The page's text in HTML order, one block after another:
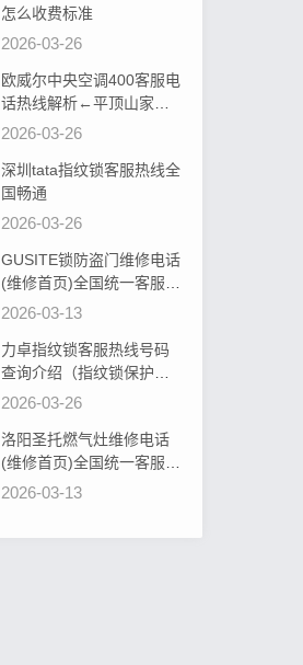
怎么收费标准
2026-03-26
欧威尔中央空调400客服电
话热线解析←平顶山家居
装修，中央空调安装攻略
2026-03-26
深圳tata指纹锁客服热线全
国畅通
2026-03-26
GUSITE锁防盗门维修电话
(维修首页)全国统一客服电
话阐明GUSITE锁防盗门必
2026-03-13
力卓指纹锁客服热线号码
查询介绍（指纹锁保护罩
硅胶：安全防护新选择）
2026-03-26
洛阳圣托燃气灶维修电话
(维修首页)全国统一客服电
话教你圣托燃气灶旋钮无
2026-03-13